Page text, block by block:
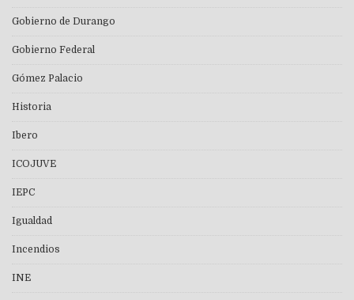
Gobierno de Durango
Gobierno Federal
Gómez Palacio
Historia
Ibero
ICOJUVE
IEPC
Igualdad
Incendios
INE